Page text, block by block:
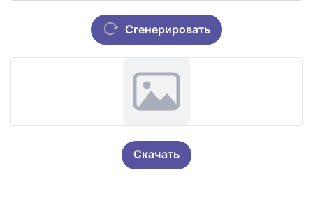
Сгенерировать
Скачать